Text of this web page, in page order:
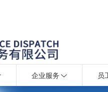
企业服务 员